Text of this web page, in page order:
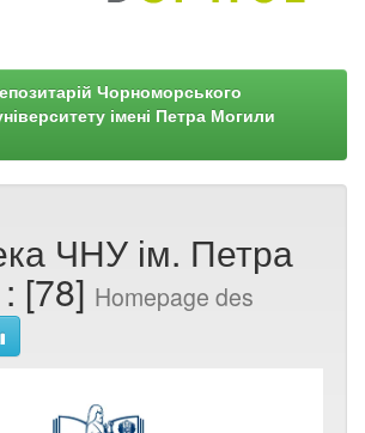
Чорноморського
імені Петра Могили
ЧНУ ім. Петра
[78] Homepage des